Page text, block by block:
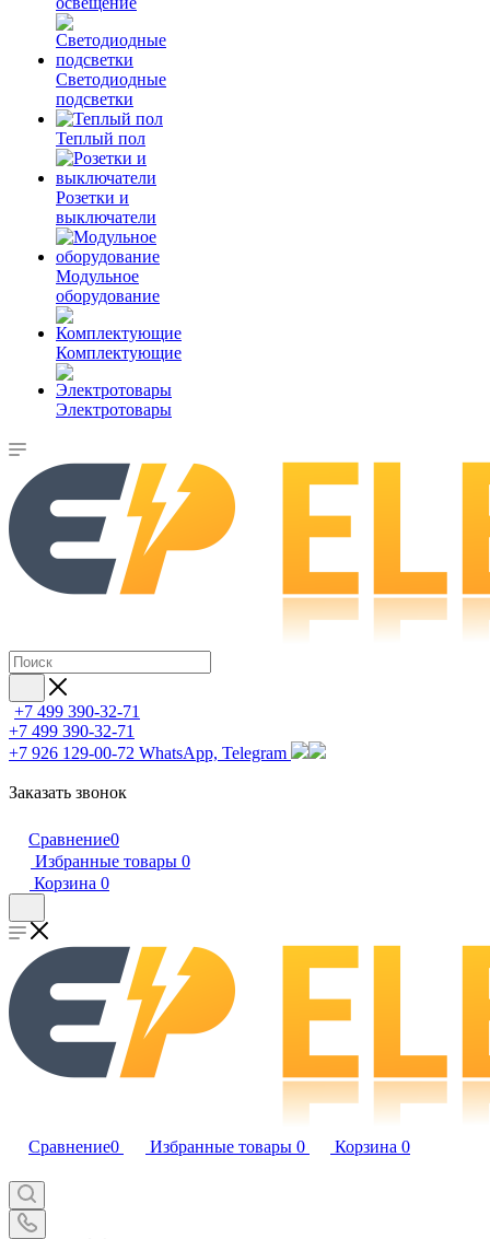
Светодиодные
подсветки
Теплый пол
Розетки и
выключатели
Модульное
оборудование
Комплектующие
Электротовары
+7 499 390-32-71
+7 499 390-32-71
+7 926 129-00-72 WhatsApp, Telegram
Заказать звонок
Сравнение0
Избранные товары 0
Корзина 0
Сравнение0 Избранные товары 0 Корзина 0